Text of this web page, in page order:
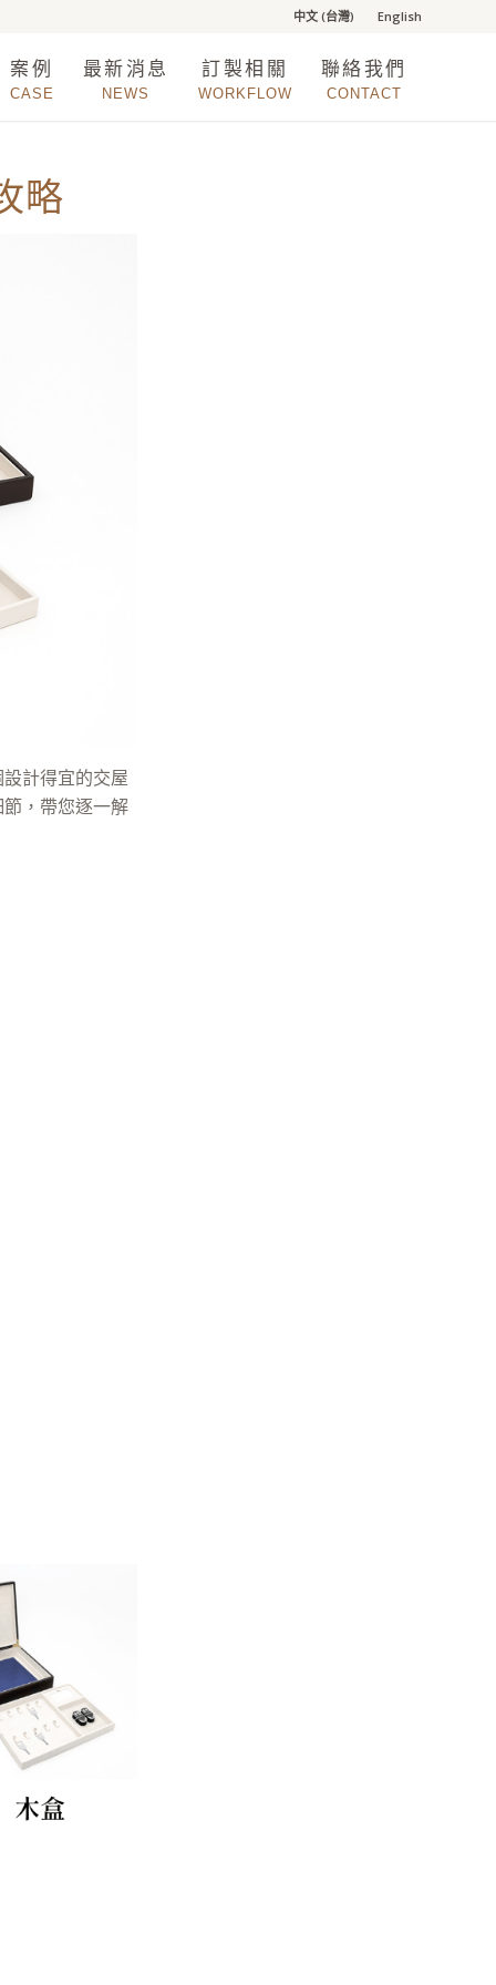
中文 (台灣) English
案例
CASE
最新消息
NEWS
訂製相關
WORKFLOW
聯絡我們
CONTACT
略
計得宜的交屋
，帶您逐一解